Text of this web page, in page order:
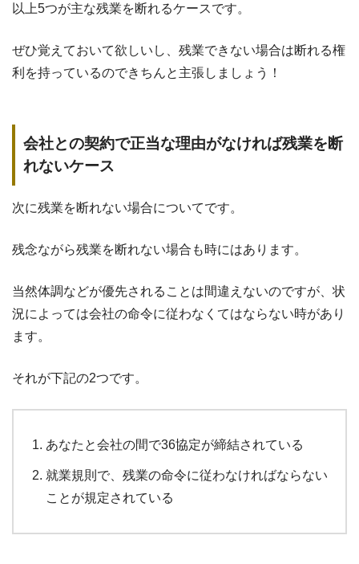
以上5つが主な残業を断れるケースです。
ぜひ覚えておいて欲しいし、残業できない場合は断れる権
利を持っているのできちんと主張しましょう！
会社との契約で正当な理由がなければ残業を断
れないケース
次に残業を断れない場合についてです。
残念ながら残業を断れない場合も時にはあります。
当然体調などが優先されることは間違えないのですが、状
況によっては会社の命令に従わなくてはならない時があり
ます。
それが下記の2つです。
あなたと会社の間で36協定が締結されている
就業規則で、残業の命令に従わなければならない
ことが規定されている